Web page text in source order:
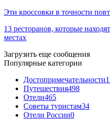
Эти кроссовки в точности
13 ресторанов, которые
местах
Загрузить еще сообщения
Популярные категории
Достопримечательности
Путешествия498
Отели465
Советы туристам34
Отели России0